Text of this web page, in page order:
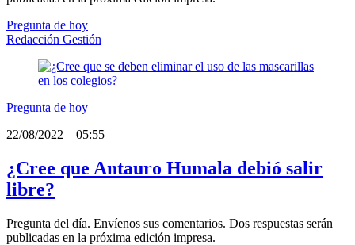
Pregunta de hoy
Redacción Gestión
Pregunta de hoy
22/08/2022
05:55
¿Cree que Antauro Humala debió salir
libre?
Pregunta del día. Envíenos sus comentarios. Dos respuestas serán
publicadas en la próxima edición impresa.